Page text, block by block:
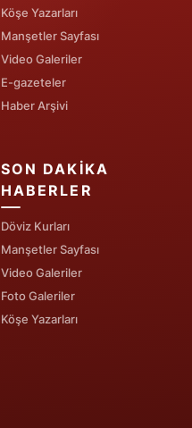
Köşe Yazarları
Manşetler Sayfası
Video Galeriler
E-gazeteler
Haber Arşivi
SON DAKIKA
HABERLER
Döviz Kurları
Manşetler Sayfası
Video Galeriler
Foto Galeriler
Köşe Yazarları